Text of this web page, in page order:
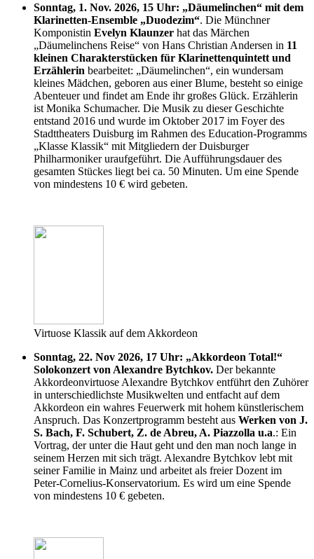
Sonntag, 1. Nov. 2026, 15 Uhr: „Däumelinchen“ mit dem
Klarinetten-Ensemble „Duodezim“. Die Münchner
Komponistin Evelyn Klaunzer hat das Märchen
„Däumelinchens Reise“ von Hans Christian Andersen in 11
kleinen Charakterstücken für Klarinettenquintett und
Erzählerin bearbeitet: „Däumelinchen“, ein wundersam
kleines Mädchen, geboren aus einer Blume, besteht so einige
Abenteuer und findet am Ende ihr großes Glück. Erzählerin
ist Monika Schumacher. Die Musik zu dieser Geschichte
entstand 2016 und wurde im Oktober 2017 im Foyer des
Stadttheaters Duisburg im Rahmen des Education-Programms
„Klasse Klassik“ mit Mitgliedern der Duisburger
Philharmoniker uraufgeführt. Die Aufführungsdauer des
gesamten Stückes liegt bei ca. 50 Minuten. Um eine Spende
von mindestens 10 € wird gebeten.
Virtuose Klassik auf dem Akkordeon
Sonntag, 22. Nov 2026, 17 Uhr: „Akkordeon Total!“
Solokonzert von Alexandre Bytchkov. Der bekannte
Akkordeonvirtuose Alexandre Bytchkov entführt den Zuhörer
in unterschiedlichste Musikwelten und entfacht auf dem
Akkordeon ein wahres Feuerwerk mit hohem künstlerischem
Anspruch. Das Konzertprogramm besteht aus Werken von J.
S. Bach, F. Schubert, Z. de Abreu, A. Piazzolla u.a.: Ein
Vortrag, der unter die Haut geht und den man noch lange in
seinem Herzen mit sich trägt. Alexandre Bytchkov lebt mit
seiner Familie in Mainz und arbeitet als freier Dozent im
Peter-Cornelius-Konservatorium. Es wird um eine Spende
von mindestens 10 € gebeten.